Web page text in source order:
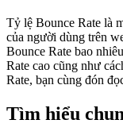
Tỷ lệ Bounce Rate là
của người dùng trên
Bounce Rate bao
Rate cao cũng như
Rate, bạn cùng đón
Tìm hiểu